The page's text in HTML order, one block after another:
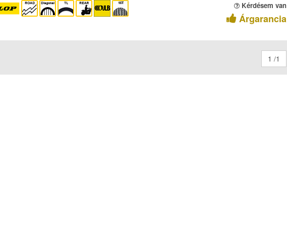
Kérdésem van
Árgarancia
1 /1